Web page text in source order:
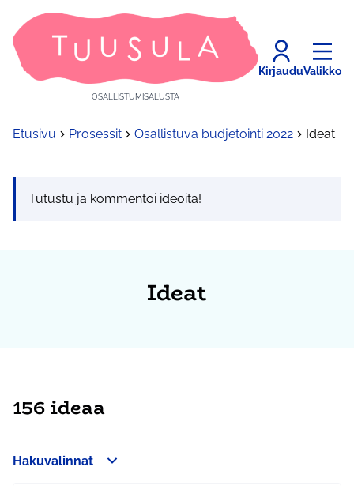
OSALLISTUMISALUSTA
KirjauduValikko
Etusivu Prosessit Osallistuva budjetointi 2022 Ideat
Tutustu ja kommentoi ideoita!
Ideat
156 ideaa
Hakuvalinnat